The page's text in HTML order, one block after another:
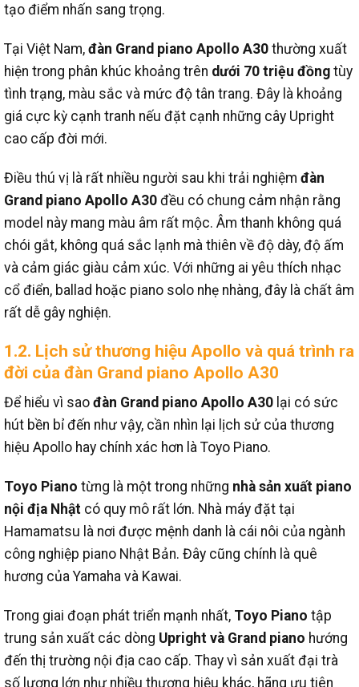
tạo điểm nhấn sang trọng.
Tại Việt Nam, đàn Grand piano Apollo A30 thường xuất
hiện trong phân khúc khoảng trên dưới 70 triệu đồng tùy
tình trạng, màu sắc và mức độ tân trang. Đây là khoảng
giá cực kỳ cạnh tranh nếu đặt cạnh những cây Upright
cao cấp đời mới.
Điều thú vị là rất nhiều người sau khi trải nghiệm đàn
Grand piano Apollo A30 đều có chung cảm nhận rằng
model này mang màu âm rất mộc. Âm thanh không quá
chói gắt, không quá sắc lạnh mà thiên về độ dày, độ ấm
và cảm giác giàu cảm xúc. Với những ai yêu thích nhạc
cổ điển, ballad hoặc piano solo nhẹ nhàng, đây là chất âm
rất dễ gây nghiện.
1.2. Lịch sử thương hiệu Apollo và quá trình ra
đời của đàn Grand piano Apollo A30
Để hiểu vì sao đàn Grand piano Apollo A30 lại có sức
hút bền bỉ đến như vậy, cần nhìn lại lịch sử của thương
hiệu Apollo hay chính xác hơn là Toyo Piano.
Toyo Piano từng là một trong những nhà sản xuất piano
nội địa Nhật có quy mô rất lớn. Nhà máy đặt tại
Hamamatsu là nơi được mệnh danh là cái nôi của ngành
công nghiệp piano Nhật Bản. Đây cũng chính là quê
hương của Yamaha và Kawai.
Trong giai đoạn phát triển mạnh nhất, Toyo Piano tập
trung sản xuất các dòng Upright và Grand piano hướng
đến thị trường nội địa cao cấp. Thay vì sản xuất đại trà
số lượng lớn như nhiều thương hiệu khác, hãng ưu tiên